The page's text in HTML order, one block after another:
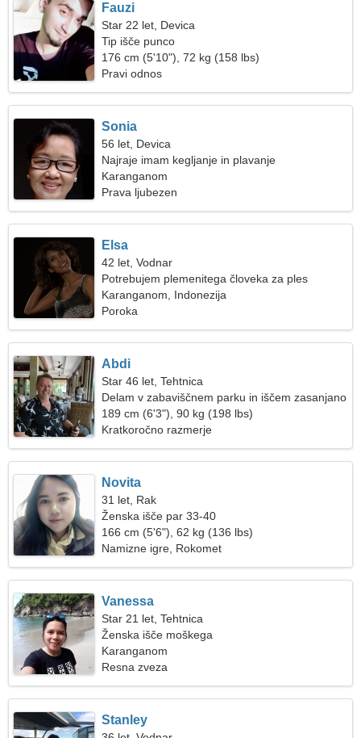
Fauzi
Star 22 let, Devica
Tip išče punco
176 cm (5'10"), 72 kg (158 lbs)
Pravi odnos
Sonia
56 let, Devica
Najraje imam kegljanje in plavanje
Karanganom
Prava ljubezen
Elsa
42 let, Vodnar
Potrebujem plemenitega človeka za ples
Karanganom, Indonezija
Poroka
Abdi
Star 46 let, Tehtnica
Delam v zabaviščnem parku in iščem zasanjano
žensko
189 cm (6'3"), 90 kg (198 lbs)
Kratkoročno razmerje
Novita
31 let, Rak
Ženska išče par 33-40
166 cm (5'6"), 62 kg (136 lbs)
Namizne igre, Rokomet
Vanessa
Star 21 let, Tehtnica
Ženska išče moškega
Karanganom
Resna zveza
Stanley